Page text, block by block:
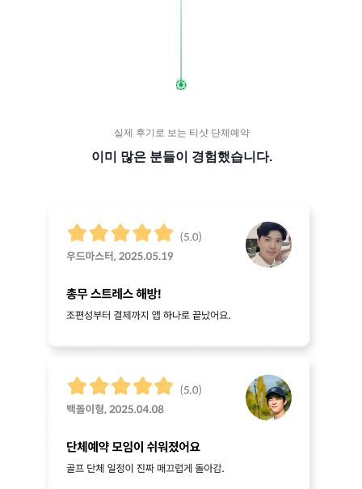
이미 많은 분들이 경험했습니다.
실제 후기로 보는 티샷 단체예약